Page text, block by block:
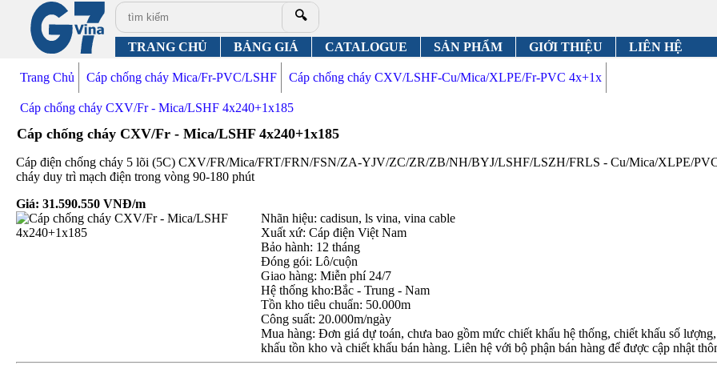
🔍
TRANG CHỦ BẢNG GIÁ CATALOGUE SẢN PHẨM GIỚI THIỆU LIÊN HỆ
Trang Chủ Cáp chống cháy Mica/Fr-PVC/LSHF Cáp chống cháy CXV/LSHF-Cu/Mica/XLPE/Fr-PVC 4x+1x
Cáp chống cháy CXV/Fr - Mica/LSHF 4x240+1x185
Cáp chống cháy CXV/Fr - Mica/LSHF 4x240+1x185
Cáp điện chống cháy 5 lõi (5C) CXV/FR/Mica/FRT/FRN/FSN/ZA-YJV/ZC/ZR/ZB/NH/BYJ/LSHF/LSZH/FRLS - Cu/Mica/XLPE/
cháy duy trì mạch điện trong vòng 90-180 phút
Giá:31.590.550 VNĐ/m
Nhãn hiệu: cadisun, ls vina, vina cable
Xuất xứ: Cáp điện Việt Nam
Bảo hành: 12 tháng
Đóng gói: Lô/cuộn
Giao hàng: Miễn phí 24/7
Hệ thống kho:Bắc - Trung - Nam
Tồn kho tiêu chuẩn: 50.000m
Công suất: 20.000m/ngày
Mua hàng: Đơn giá dự toán, chưa bao gồm mức chiết khấu hệ thống, chiết khấu số
khấu tồn kho và chiết khấu bán hàng. Liên hệ với bộ phận bán hàng để được cập nhật